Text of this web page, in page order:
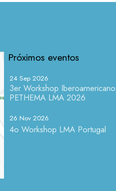
Próximos eventos
24 Sep 2026
3er Workshop Iberoamericano
PETHEMA LMA 2026
26 Nov 2026
4o Workshop LMA Portugal